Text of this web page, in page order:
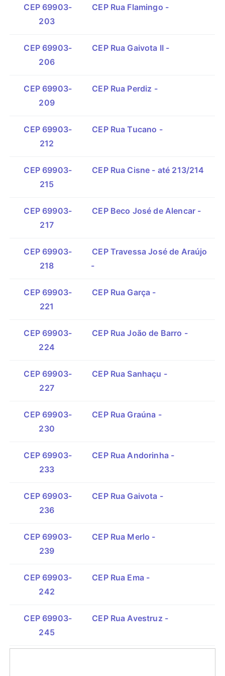
CEP 69903-
203
CEP Rua Flamingo -
CEP 69903-
206
CEP Rua Gaivota II -
CEP 69903-
209
CEP Rua Perdiz -
CEP 69903-
212
CEP Rua Tucano -
CEP 69903-
215
CEP Rua Cisne - até 213/214
CEP 69903-
217
CEP Beco José de Alencar -
CEP 69903-
218
CEP Travessa José de Araújo
-
CEP 69903-
221
CEP Rua Garça -
CEP 69903-
224
CEP Rua João de Barro -
CEP 69903-
227
CEP Rua Sanhaçu -
CEP 69903-
230
CEP Rua Graúna -
CEP 69903-
233
CEP Rua Andorinha -
CEP 69903-
236
CEP Rua Gaivota -
CEP 69903-
239
CEP Rua Merlo -
CEP 69903-
242
CEP Rua Ema -
CEP 69903-
245
CEP Rua Avestruz -